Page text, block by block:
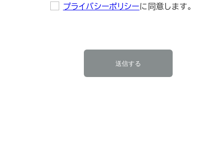
プライバシーポリシーに同意します。